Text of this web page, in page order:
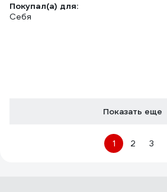
Покупал(а) для:
Себя
Показать еще
1 2 3